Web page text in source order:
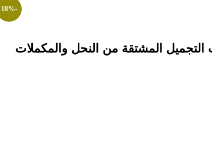
المشتقة من النحل والمكملات
-
18%